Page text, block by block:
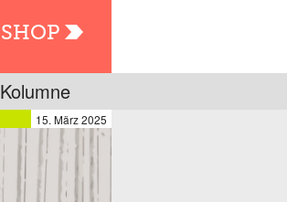
SHOP
Kolumne
15. März 2025